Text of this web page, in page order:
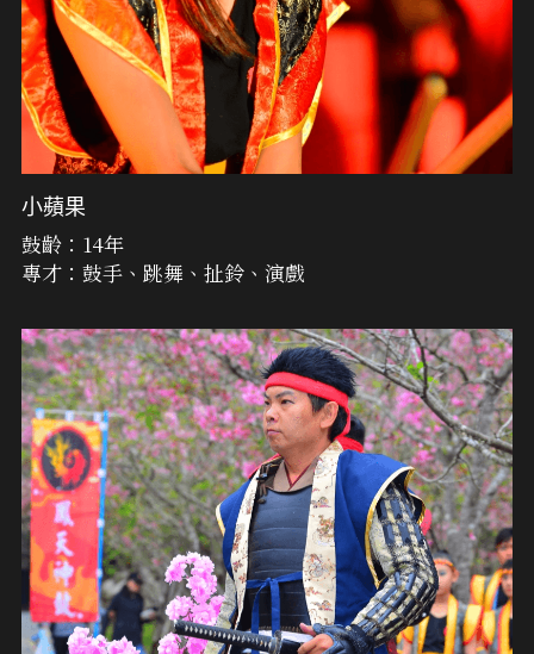
小蘋果
鼓齡：14年
專才：鼓手、跳舞、扯鈴、演戲